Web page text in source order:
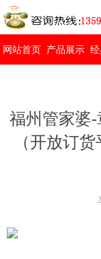
网站首页 产品展示 经
福州管家婆-
（开放订